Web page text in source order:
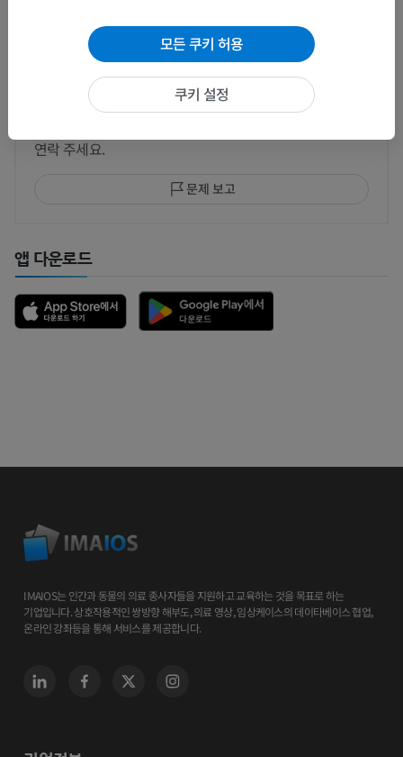
문제를 발견하셨나요?
연락 주세요.
문제 보고
앱 다운로드
IMAIOS는 인간과 동물의 의료 종사자들을 지원하고 교육하는 것을 목표로 하는
기업입니다. 상호작용적인 쌍방향 해부도, 의료 영상, 임상케이스의 데이타베이스 협업,
온라인 강좌등을 통해 서비스를 제공합니다.
모든 쿠키 허용
쿠키 설정